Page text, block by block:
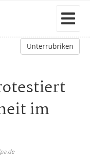
Unterrubriken
im